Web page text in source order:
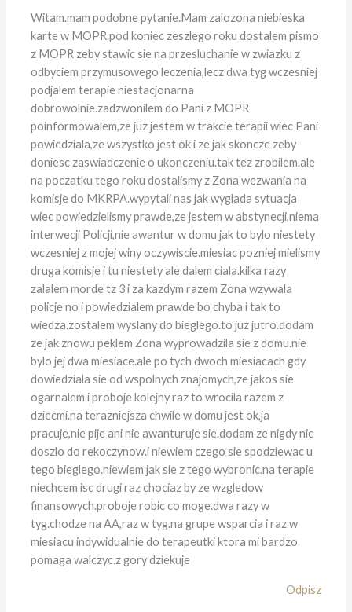
Witam.mam podobne pytanie.Mam zalozona niebieska
karte w MOPR.pod koniec zeszlego roku dostalem pismo
z MOPR zeby stawic sie na przesluchanie w zwiazku z
odbyciem przymusowego leczenia,lecz dwa tyg wczesniej
podjalem terapie niestacjonarna
dobrowolnie.zadzwonilem do Pani z MOPR
poinformowalem,ze juz jestem w trakcie terapii wiec Pani
powiedziala,ze wszystko jest ok i ze jak skoncze zeby
doniesc zaswiadczenie o ukonczeniu.tak tez zrobilem.ale
na poczatku tego roku dostalismy z Zona wezwania na
komisje do MKRPA.wypytali nas jak wyglada sytuacja
wiec powiedzielismy prawde,ze jestem w abstynecji,niema
interwecji Policji,nie awantur w domu jak to bylo niestety
wczesniej z mojej winy oczywiscie.miesiac pozniej mielismy
druga komisje i tu niestety ale dalem ciala.kilka razy
zalalem morde tz 3 i za kazdym razem Zona wzywala
policje no i powiedzialem prawde bo chyba i tak to
wiedza.zostalem wyslany do bieglego.to juz jutro.dodam
ze jak znowu peklem Zona wyprowadzila sie z domu.nie
bylo jej dwa miesiace.ale po tych dwoch miesiacach gdy
dowiedziala sie od wspolnych znajomych,ze jakos sie
ogarnalem i proboje kolejny raz to wrocila razem z
dziecmi.na terazniejsza chwile w domu jest ok,ja
pracuje,nie pije ani nie awanturuje sie.dodam ze nigdy nie
doszlo do rekoczynow.i niewiem czego sie spodziewac u
tego bieglego.niewiem jak sie z tego wybronic.na terapie
niechcem isc drugi raz chociaz by ze wzgledow
finansowych.proboje robic co moge.dwa razy w
tyg.chodze na AA,raz w tyg.na grupe wsparcia i raz w
miesiacu indywidualnie do terapeutki ktora mi bardzo
pomaga walczyc.z gory dziekuje
Odpisz